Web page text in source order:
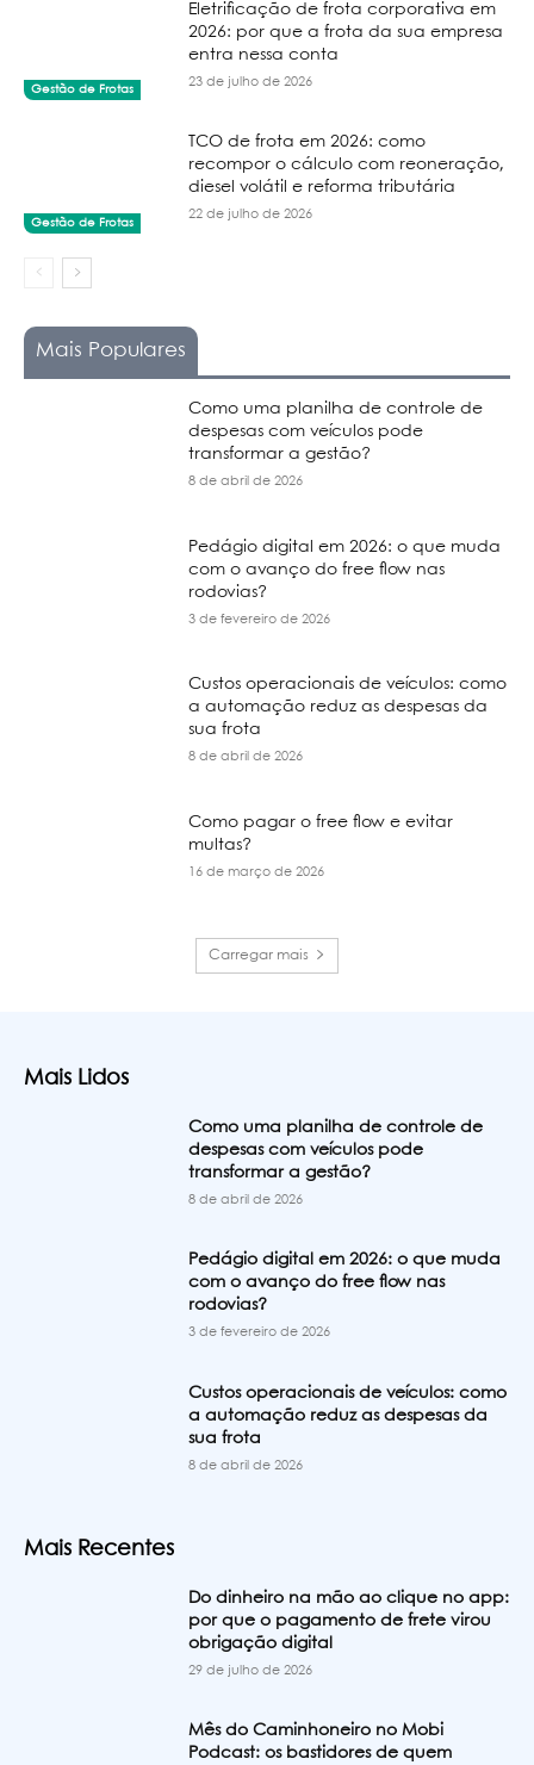
Gestão de Frotas
Eletrificação de frota corporativa em
2026: por que a frota da sua empresa
entra nessa conta
23 de julho de 2026
Gestão de Frotas
TCO de frota em 2026: como
recompor o cálculo com reoneração,
diesel volátil e reforma tributária
22 de julho de 2026
Mais Populares
Como uma planilha de controle de
despesas com veículos pode
transformar a gestão?
8 de abril de 2026
Pedágio digital em 2026: o que muda
com o avanço do free flow nas
rodovias?
3 de fevereiro de 2026
Custos operacionais de veículos: como
a automação reduz as despesas da
sua frota
8 de abril de 2026
Como pagar o free flow e evitar
multas?
16 de março de 2026
Carregar mais
Mais Lidos
Como uma planilha de controle de
despesas com veículos pode
transformar a gestão?
8 de abril de 2026
Pedágio digital em 2026: o que muda
com o avanço do free flow nas
rodovias?
3 de fevereiro de 2026
Custos operacionais de veículos: como
a automação reduz as despesas da
sua frota
8 de abril de 2026
Mais Recentes
Do dinheiro na mão ao clique no app:
por que o pagamento de frete virou
obrigação digital
29 de julho de 2026
Mês do Caminhoneiro no Mobi
Podcast: os bastidores de quem